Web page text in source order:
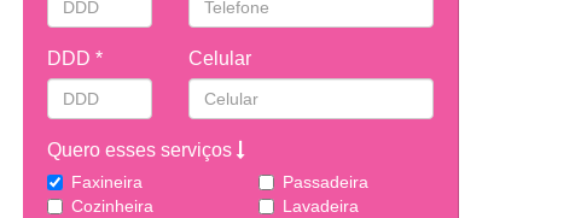
DDD * Celular
Quero esses serviços
Faxineira
Passadeira
Cozinheira
Lavadeira